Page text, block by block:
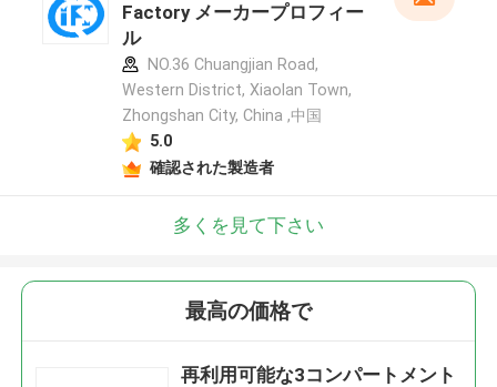
Factory メーカープロフィー
ル
NO.36 Chuangjian Road,
Western District, Xiaolan Town,
Zhongshan City, China ,中国
5.0
確認された製造者
多くを見て下さい
最高の価格で
再利用可能な3コンパートメント